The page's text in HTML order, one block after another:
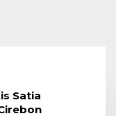
Satia